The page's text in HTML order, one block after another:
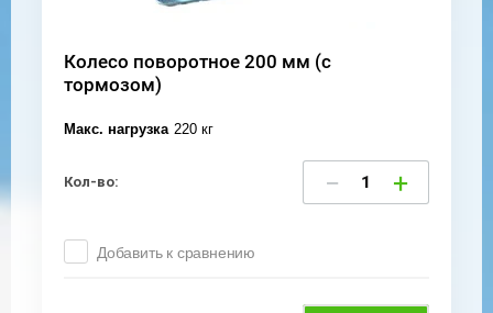
Колесо поворотное 200 мм (с
тормозом)
Макс. нагрузка 220 кг
Кол-во: − +
Добавить к сравнению